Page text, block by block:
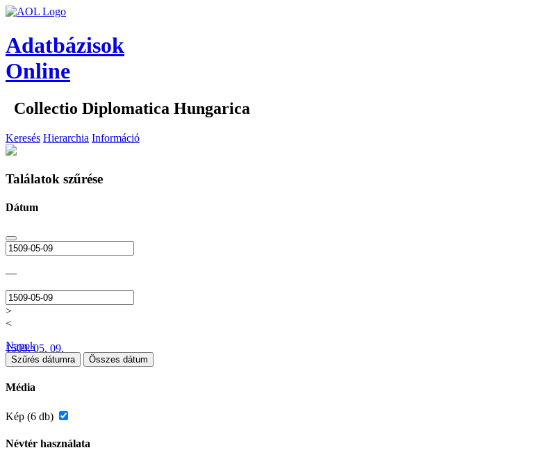
Adatbázisok
Online
Collectio Diplomatica Hungarica
Keresés Hierarchia Információ
Találatok szűrése
Dátum
—
>
<
1509. 05. 09.
Napok
Szűrés dátumra Összes dátum
Média
Kép (6 db)
Névtér használata